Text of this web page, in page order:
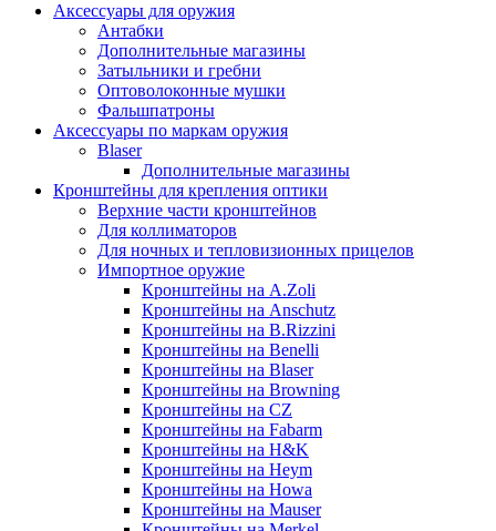
Аксессуары для оружия
Антабки
Дополнительные магазины
Затыльники и гребни
Оптоволоконные мушки
Фальшпатроны
Аксессуары по маркам оружия
Blaser
Дополнительные магазины
Кронштейны для крепления оптики
Верхние части кронштейнов
Для коллиматоров
Для ночных и тепловизионных прицелов
Импортное оружие
Кронштейны на A.Zoli
Кронштейны на Anschutz
Кронштейны на B.Rizzini
Кронштейны на Benelli
Кронштейны на Blaser
Кронштейны на Browning
Кронштейны на CZ
Кронштейны на Fabarm
Кронштейны на H&K
Кронштейны на Heym
Кронштейны на Howa
Кронштейны на Mauser